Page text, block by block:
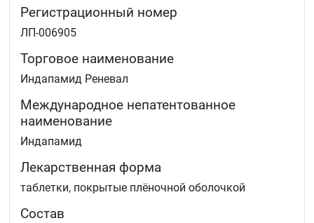
Регистрационный номер
ЛП-006905
Торговое наименование
Индапамид Реневал
Международное непатентованное
наименование
Индапамид
Лекарственная форма
таблетки, покрытые плёночной оболочкой
Состав